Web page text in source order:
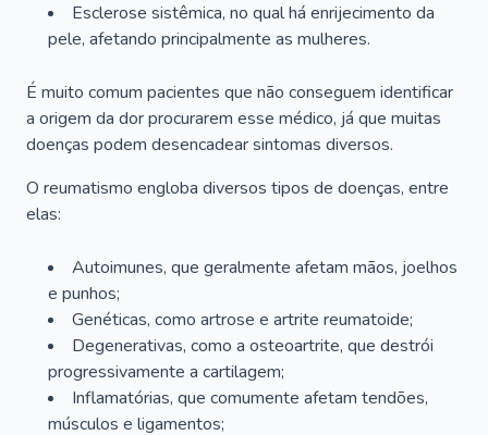
Esclerose sistêmica, no qual há enrijecimento da
pele, afetando principalmente as mulheres.
É muito comum pacientes que não conseguem identificar
a origem da dor procurarem esse médico, já que muitas
doenças podem desencadear sintomas diversos.
O reumatismo engloba diversos tipos de doenças, entre
elas:
Autoimunes, que geralmente afetam mãos, joelhos
e punhos;
Genéticas, como artrose e artrite reumatoide;
Degenerativas, como a osteoartrite, que destrói
progressivamente a cartilagem;
Inflamatórias, que comumente afetam tendões,
músculos e ligamentos;